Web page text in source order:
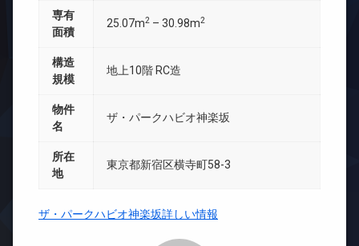
専有
面積
25.07m2 – 30.98m2
構造
規模
地上10階 RC造
物件
名
ザ・パークハビオ神楽坂
所在
地
東京都新宿区横寺町58-3
ザ・パークハビオ神楽坂詳しい情報